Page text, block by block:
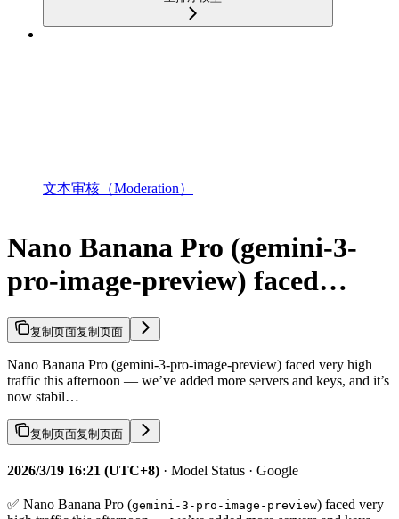
文本审核（Moderation）
Nano Banana Pro (gemini-3-
pro-image-preview) faced…
复制页面复制页面
Nano Banana Pro (gemini-3-pro-image-preview) faced very high
traffic this afternoon — we’ve added more servers and keys, and it’s
now stabil…
复制页面复制页面
2026/3/19 16:21 (UTC+8) · Model Status · Google
✅ Nano Banana Pro (gemini-3-pro-image-preview) faced very